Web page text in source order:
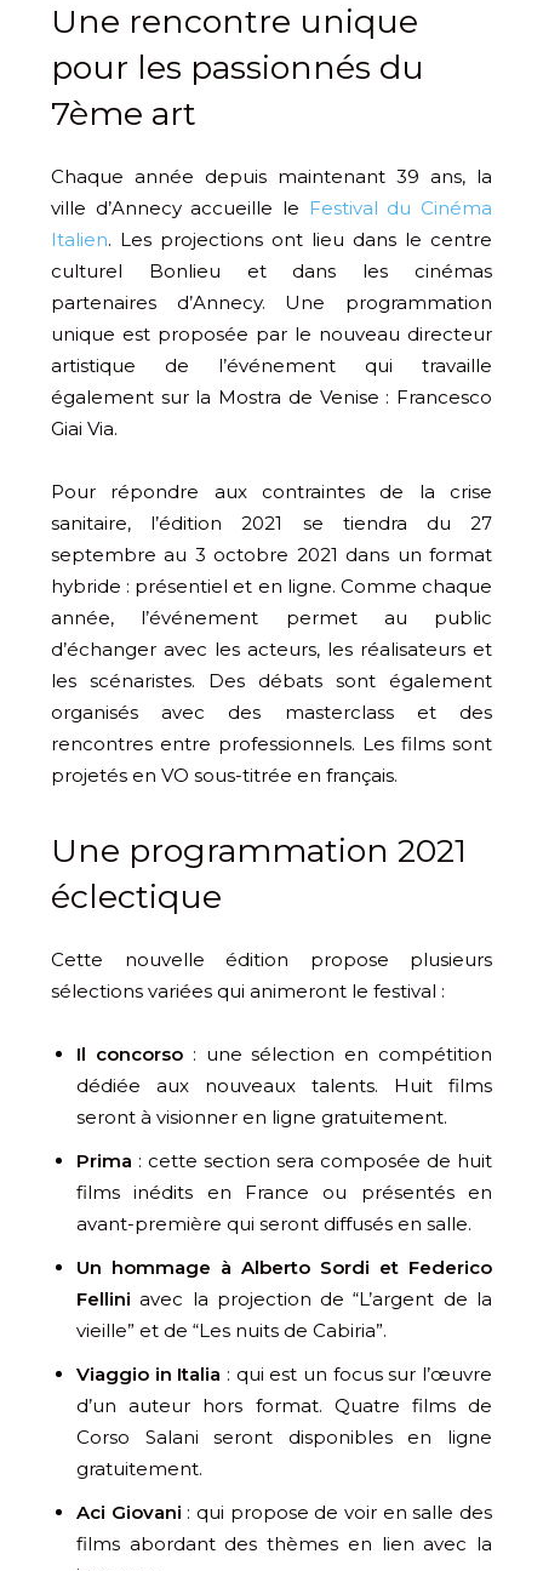
Une rencontre unique
pour les passionnés du
7ème art
Chaque année depuis maintenant 39 ans, la
ville d’Annecy accueille le Festival du Cinéma
Italien. Les projections ont lieu dans le centre
culturel Bonlieu et dans les cinémas
partenaires d’Annecy. Une programmation
unique est proposée par le nouveau directeur
artistique de l’événement qui travaille
également sur la Mostra de Venise : Francesco
Giai Via.
Pour répondre aux contraintes de la crise
sanitaire, l’édition 2021 se tiendra du 27
septembre au 3 octobre 2021 dans un format
hybride : présentiel et en ligne. Comme chaque
année, l’événement permet au public
d’échanger avec les acteurs, les réalisateurs et
les scénaristes. Des débats sont également
organisés avec des masterclass et des
rencontres entre professionnels. Les films sont
projetés en VO sous-titrée en français.
Une programmation 2021
éclectique
Cette nouvelle édition propose plusieurs
sélections variées qui animeront le festival :
Il concorso: une sélection en compétition
dédiée aux nouveaux talents. Huit films
seront à visionner en ligne gratuitement.
Prima : cette section sera composée de huit
films inédits en France ou présentés en
avant-première qui seront diffusés en salle.
Un hommage à Alberto Sordi et Federico
Fellini avec la projection de “L’argent de la
vieille” et de “Les nuits de Cabiria”.
Viaggio in Italia : qui est un focus sur l’œuvre
d’un auteur hors format. Quatre films de
Corso Salani seront disponibles en ligne
gratuitement.
Aci Giovani : qui propose de voir en salle des
films abordant des thèmes en lien avec la